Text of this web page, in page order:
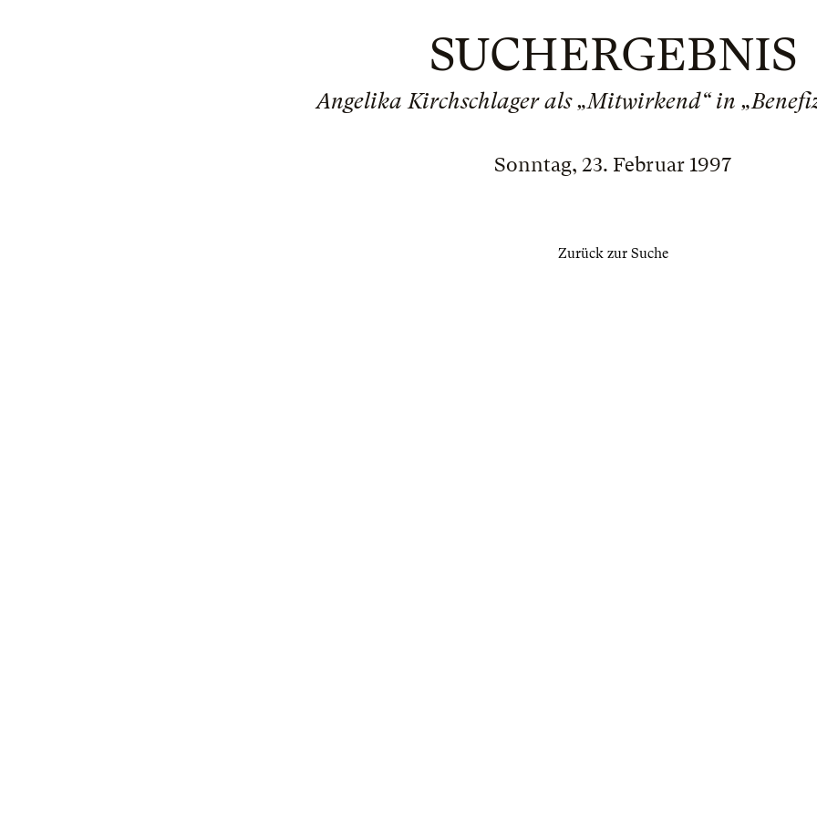
SUCHERGEBNIS
Angelika Kirchschlager als „Mitwirkend“ in
Sonntag, 23. Februar 1997
Zurück zur Suche